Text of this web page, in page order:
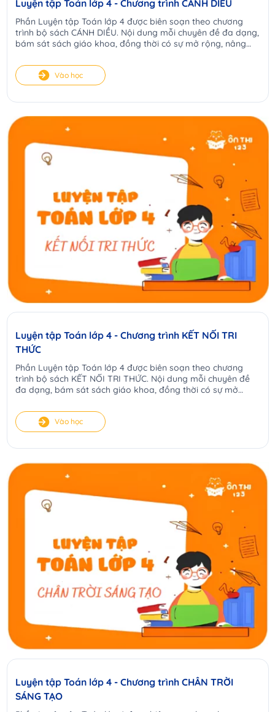
Luyện tập Toán lớp 4 - Chương trình CÁNH DIỀU
Phần Luyện tập Toán lớp 4 được biên soạn theo chương
trình bộ sách CÁNH DIỀU. Nội dung mỗi chuyên đề đa dạng,
bám sát sách giáo khoa, đồng thời có sự mở rộng, nâng
thức tốt, luyện tập đầy đủ các dạng bài từ cơ bản đến nâng
cao. Qua đó cải thiện kết quả học tập của học sinh một
cách rõ rệt.
Vào học
Luyện tập Toán lớp 4 - Chương trình KẾT NỐI TRI
THỨC
Phần Luyện tập Toán lớp 4 được biên soạn theo chương
trình bộ sách KẾT NỐI TRI THỨC. Nội dung mỗi chuyên đề
đa dạng, bám sát sách giáo khoa, đồng thời có sự mở
tiếp cận kiến thức tốt, luyện tập đầy đủ các dạng bài từ cơ
bản đến nâng cao. Qua đó cải thiện kết quả học tập của
học sinh một cách rõ rệt.
Vào học
Luyện tập Toán lớp 4 - Chương trình CHÂN TRỜI
SÁNG TẠO